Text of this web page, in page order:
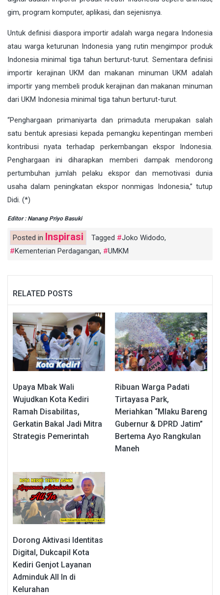
gim, program komputer, aplikasi, dan sejenisnya.
Untuk definisi diaspora importir adalah warga negara Indonesia
atau warga keturunan Indonesia yang rutin mengimpor produk
Indonesia minimal tiga tahun berturut-turut. Sementara definisi
importir kerajinan UKM dan makanan minuman UKM adalah
importir yang membeli produk kerajinan dan makanan minuman
dari UKM Indonesia minimal tiga tahun berturut-turut.
“Penghargaan primaniyarta dan primaduta merupakan salah
satu bentuk apresiasi kepada pemangku kepentingan memberi
kontribusi nyata terhadap perkembangan ekspor Indonesia.
Penghargaan ini diharapkan memberi dampak mendorong
pertumbuhan jumlah pelaku ekspor dan memotivasi dunia
usaha dalam peningkatan ekspor nonmigas Indonesia,” tutup
Didi. (*)
Editor : Nanang Priyo Basuki
Posted in Inspirasi Tagged Joko Widodo,
Kementerian Perdagangan, UMKM
RELATED POSTS
Upaya Mbak Wali
Wujudkan Kota Kediri
Ramah Disabilitas,
Gerkatin Bakal Jadi Mitra
Strategis Pemerintah
Ribuan Warga Padati
Tirtayasa Park,
Meriahkan “Mlaku Bareng
Gubernur & DPRD Jatim”
Bertema Ayo Rangkulan
Maneh
Dorong Aktivasi Identitas
Digital, Dukcapil Kota
Kediri Genjot Layanan
Adminduk All In di
Kelurahan